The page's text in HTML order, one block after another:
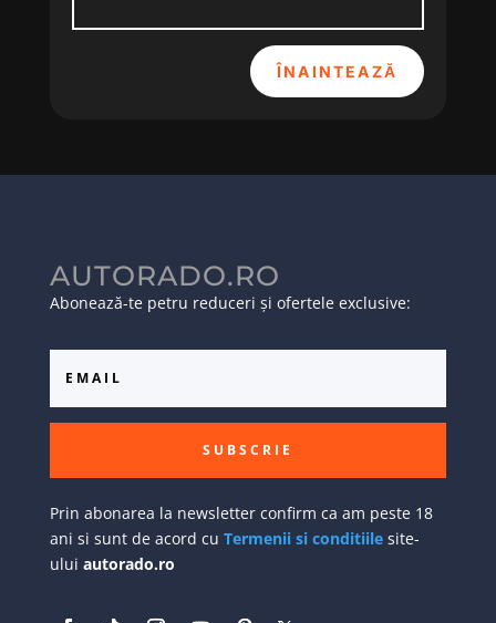
ÎNAINTEAZĂ
AUTORADO.RO
Abonează-te petru reduceri și ofertele exclusive:
SUBSCRIE
Prin abonarea la newsletter confirm ca am peste 18
ani si sunt de acord cu Termenii si conditiilesite-
ului autorado.ro